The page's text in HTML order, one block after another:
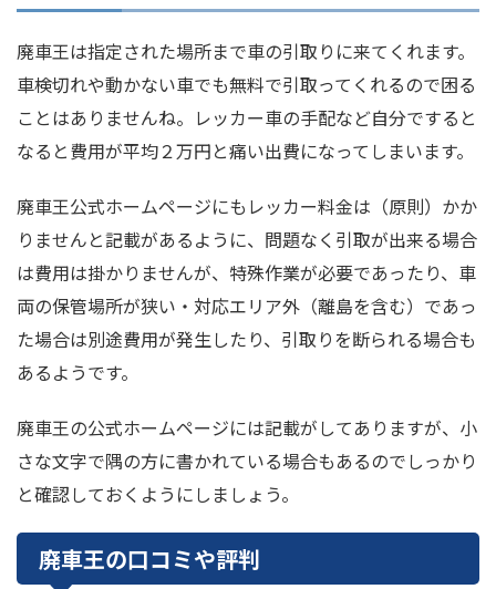
廃車王は指定された場所まで車の引取りに来てくれます。
車検切れや動かない車でも無料で引取ってくれるので困る
ことはありませんね。レッカー車の手配など自分ですると
なると費用が平均２万円と痛い出費になってしまいます。
廃車王公式ホームページにもレッカー料金は（原則）かか
りませんと記載があるように、問題なく引取が出来る場合
は費用は掛かりませんが、特殊作業が必要であったり、車
両の保管場所が狭い・対応エリア外（離島を含む）であっ
た場合は別途費用が発生したり、引取りを断られる場合も
あるようです。
廃車王の公式ホームページには記載がしてありますが、小
さな文字で隅の方に書かれている場合もあるのでしっかり
と確認しておくようにしましょう。
廃車王の口コミや評判